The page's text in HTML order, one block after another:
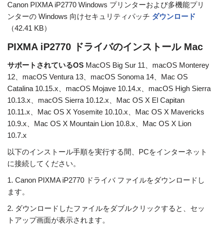
Canon PIXMA iP2770 Windows プリンターおよび多機能プリ
ンターの Windows 向けセキュリティパッチ ダウンロード
（42.41 KB）
PIXMA iP2770 ドライバのインストール Mac
サポートされているOS MacOS Big Sur 11、macOS Monterey
12、macOS Ventura 13、macOS Sonoma 14、Mac OS
Catalina 10.15.x、macOS Mojave 10.14.x、macOS High Sierra
10.13.x、macOS Sierra 10.12.x、Mac OS X El Capitan
10.11.x、Mac OS X Yosemite 10.10.x、Mac OS X Mavericks
10.9.x、Mac OS X Mountain Lion 10.8.x、Mac OS X Lion
10.7.x
以下のインストール手順を実行する間、PCをインターネット
に接続してください。
1. Canon PIXMA iP2770 ドライバ ファイルをダウンロードし
ます。
2. ダウンロードしたファイルをダブルクリックすると、セッ
トアップ画面が表示されます。